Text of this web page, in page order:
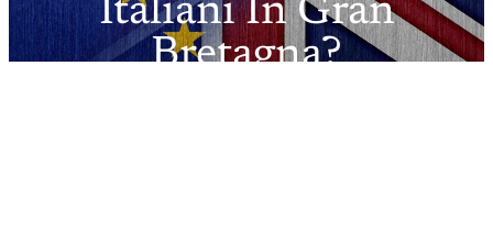
Italiani In Gran
Bretagna?